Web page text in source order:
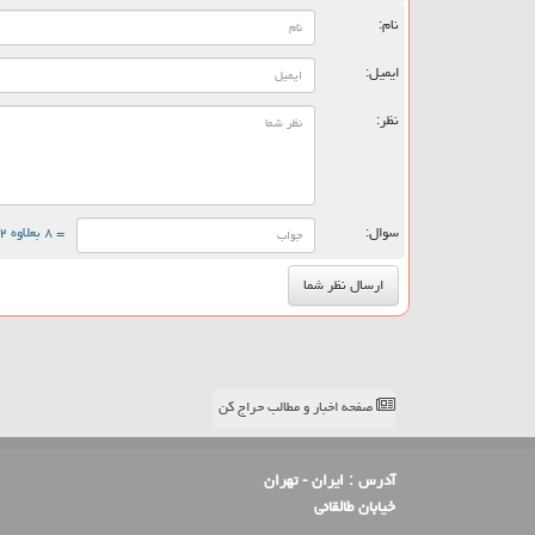
نام:
ایمیل:
نظر:
سوال: = ۸ بعلاوه ۲
صفحه اخبار و مطالب حراج کن
آدرس : ایران - تهران
خیابان طالقانی